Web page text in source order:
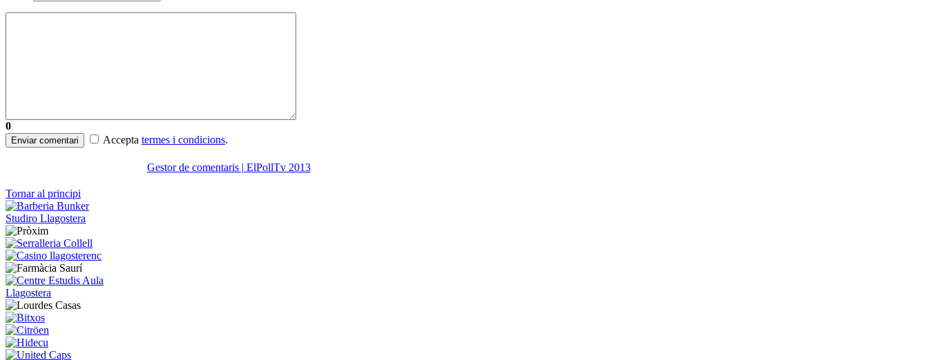
0
Enviar comentari Accepta termes i condicions.
Gestor de comentaris | ElPollTv 2013
Tornar al principi